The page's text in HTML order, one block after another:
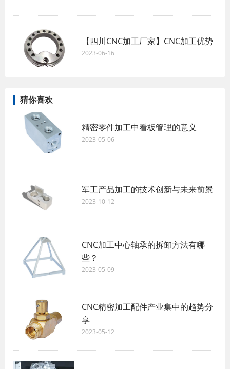
【四川CNC加工厂家】CNC加工优势
2023-06-16
猜你喜欢
精密零件加工中看板管理的意义
2023-05-06
军工产品加工的技术创新与未来前景
2023-10-12
CNC加工中心轴承的拆卸方法有哪
些？
2023-05-09
CNC精密加工配件产业集中的趋势分
享
2023-05-12